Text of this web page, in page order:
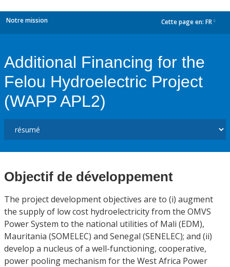
Notre mission Cette page en: FR
Additional Financing for the
Felou Hydroelectric Project
(WAPP APL2)
Objectif de développement
The project development objectives are to (i) augment
the supply of low cost hydroelectricity from the OMVS
Power System to the national utilities of Mali (EDM),
Mauritania (SOMELEC) and Senegal (SENELEC); and (ii)
develop a nucleus of a well-functioning, cooperative,
power pooling mechanism for the West Africa Power